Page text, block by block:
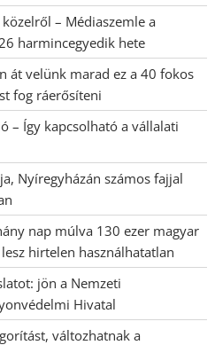
– Médiaszemle a
harmincegyedik hete
át velünk marad ez a 40 fokos
fog ráerősíteni
– Így kapcsolható a vállalati
Nyíregyházán számos fajjal
nap múlva 130 ezer magyar
hirtelen használhatatlan
jön a Nemzeti
Hivatal
változhatnak a